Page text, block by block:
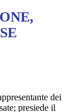
dei
presiede il